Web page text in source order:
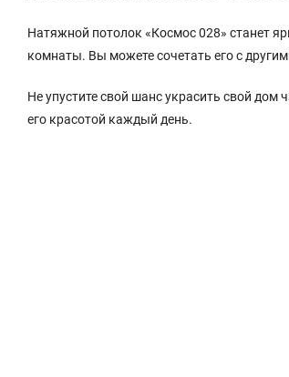
Натяжной потолок «Космос 028» станет
комнаты. Вы можете сочетать его с
Не упустите свой шанс украсить свой
его красотой каждый день.